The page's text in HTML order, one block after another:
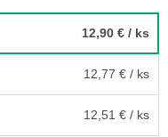
12,90 € / ks
12,77 € / ks
12,51 € / ks